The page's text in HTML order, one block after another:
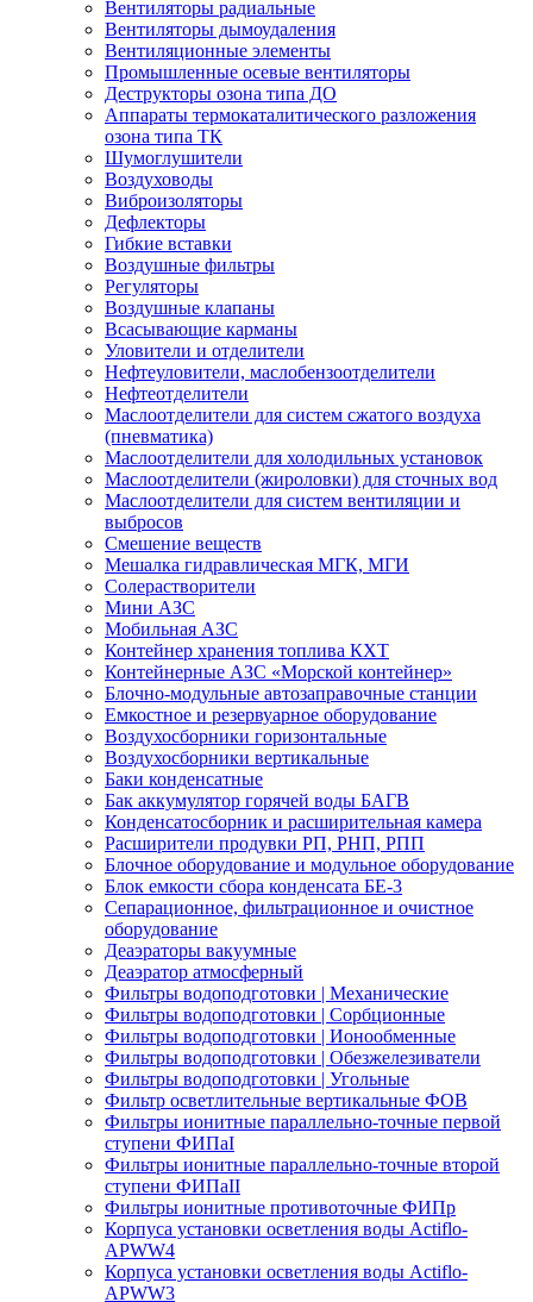
Вентиляторы радиальные
Вентиляторы дымоудаления
Вентиляционные элементы
Промышленные осевые вентиляторы
Деструкторы озона типа ДО
Аппараты термокаталитического разложения
озона типа ТК
Шумоглушители
Воздуховоды
Виброизоляторы
Дефлекторы
Гибкие вставки
Воздушные фильтры
Регуляторы
Воздушные клапаны
Всасывающие карманы
Уловители и отделители
Нефтеуловители, маслобензоотделители
Нефтеотделители
Маслоотделители для систем сжатого воздуха
(пневматика)
Маслоотделители для холодильных установок
Маслоотделители (жироловки) для сточных вод
Маслоотделители для систем вентиляции и
выбросов
Смешение веществ
Мешалка гидравлическая МГК, МГИ
Солерастворители
Мини АЗС
Мобильная АЗС
Контейнер хранения топлива КХТ
Контейнерные АЗС «Морской контейнер»
Блочно-модульные автозаправочные станции
Емкостное и резервуарное оборудование
Воздухосборники горизонтальные
Воздухосборники вертикальные
Баки конденсатные
Бак аккумулятор горячей воды БАГВ
Конденсатосборник и расширительная камера
Расширители продувки РП, РНП, РПП
Блочное оборудование и модульное оборудование
Блок емкости сбора конденсата БЕ-3
Сепарационное, фильтрационное и очистное
оборудование
Деаэраторы вакуумные
Деаэратор атмосферный
Фильтры водоподготовки | Механические
Фильтры водоподготовки | Сорбционные
Фильтры водоподготовки | Ионообменные
Фильтры водоподготовки | Обезжелезиватели
Фильтры водоподготовки | Угольные
Фильтр осветлительные вертикальные ФОВ
Фильтры ионитные параллельно-точные первой
ступени ФИПаI
Фильтры ионитные параллельно-точные второй
ступени ФИПаII
Фильтры ионитные противоточные ФИПр
Корпуса установки осветления воды Actiflo-
APWW4
Корпуса установки осветления воды Actiflo-
APWW3